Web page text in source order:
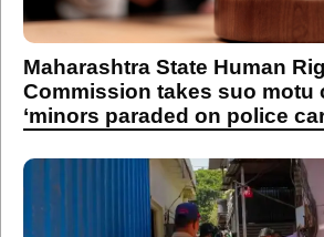
Maharashtra State Human
Commission takes suo motu
‘minors paraded on police